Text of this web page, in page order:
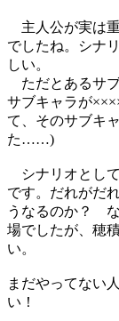
主人公が実は
でしたね。シナ
しい。
ただとあるサ
サブキャラが
て、そのサブキ
た……)
シナリオとし
です。だれがだ
うなるのか？
場でしたが、穂
い。
まだやってない
い！